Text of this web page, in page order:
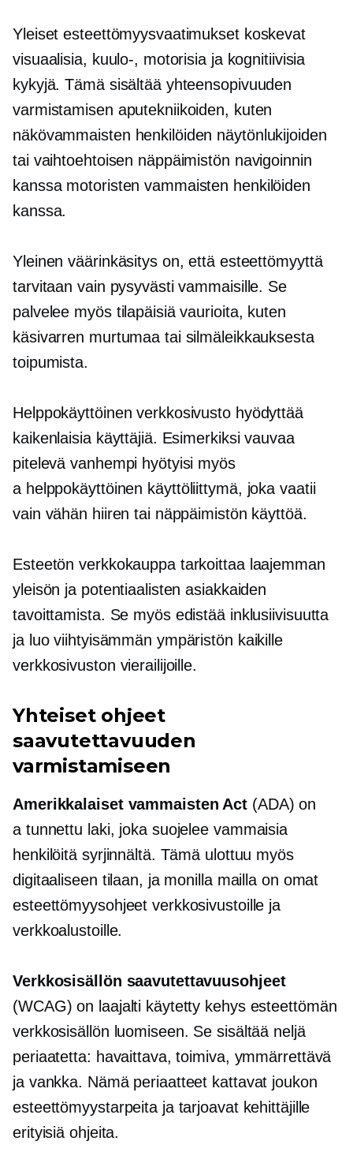
Yleiset esteettömyysvaatimukset koskevat
visuaalisia, kuulo-, motorisia ja kognitiivisia
kykyjä. Tämä sisältää yhteensopivuuden
varmistamisen aputekniikoiden, kuten
näkövammaisten henkilöiden näytönlukijoiden
tai vaihtoehtoisen näppäimistön navigoinnin
kanssa motoristen vammaisten henkilöiden
kanssa.
Yleinen väärinkäsitys on, että esteettömyyttä
tarvitaan vain pysyvästi vammaisille. Se
palvelee myös tilapäisiä vaurioita, kuten
käsivarren murtumaa tai silmäleikkauksesta
toipumista.
Helppokäyttöinen verkkosivusto hyödyttää
kaikenlaisia ​​käyttäjiä. Esimerkiksi vauvaa
pitelevä vanhempi hyötyisi myös
a helppokäyttöinen käyttöliittymä, joka vaatii
vain vähän hiiren tai näppäimistön käyttöä.
Esteetön verkkokauppa tarkoittaa laajemman
yleisön ja potentiaalisten asiakkaiden
tavoittamista. Se myös edistää inklusiivisuutta
ja luo viihtyisämmän ympäristön kaikille
verkkosivuston vierailijoille.
Yhteiset ohjeet
saavutettavuuden
varmistamiseen
Amerikkalaiset vammaisten Act (ADA) on
a tunnettu laki, joka suojelee vammaisia ​​
henkilöitä syrjinnältä. Tämä ulottuu myös
digitaaliseen tilaan, ja monilla mailla on omat
esteettömyysohjeet verkkosivustoille ja
verkkoalustoille.
Verkkosisällön saavutettavuusohjeet
(WCAG) on laajalti käytetty kehys esteettömän
verkkosisällön luomiseen. Se sisältää neljä
periaatetta: havaittava, toimiva, ymmärrettävä
ja vankka. Nämä periaatteet kattavat joukon
esteettömyystarpeita ja tarjoavat kehittäjille
erityisiä ohjeita.